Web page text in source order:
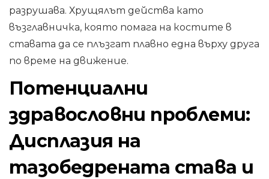
разрушава. Хрущялът действа като
възглавничка, която помага на костите в
ставата да се плъзгат плавно една върху друга
по време на движение.
Потенциални
здравословни проблеми:
Дисплазия на
тазобедрената става и